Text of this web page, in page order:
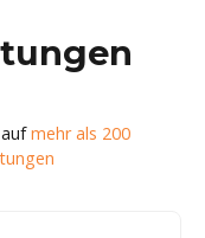
mehr als 200